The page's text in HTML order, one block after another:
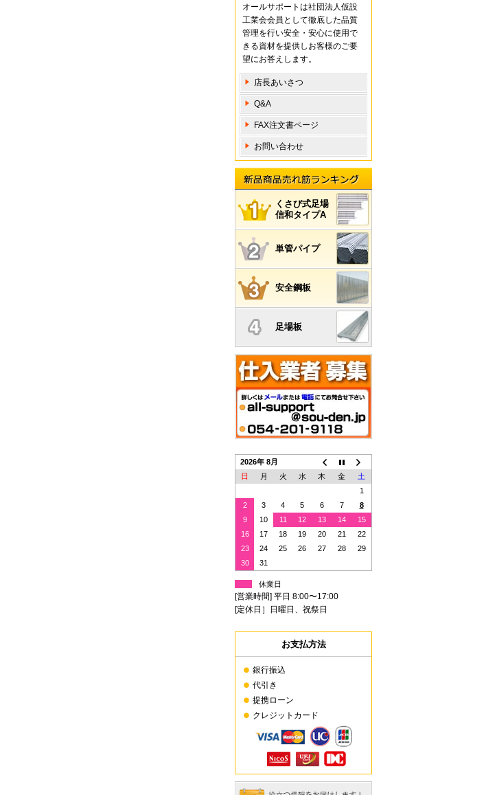
オールサポートは社団法人仮設
工業会会員として徹底した品質
管理を行い安全・安心に使用で
きる資材を提供しお客様のご要
望にお答えします。
店長あいさつ
Q&A
FAX注文書ページ
お問い合わせ
新品商 品売れ筋ランキング
くさび式足場
信和タイプA
単管パイプ
安全鋼板
足場板
2026年 8月
日
月 火 水 木 金
土
1
2
3 4 5 6 7
8
9
10 11 12 13 14
15
16
17 18 19 20 21
22
23
24 25 26 27 28
29
30
31
休業日
[営業時間] 平日 8:00〜17:00
[定休日］日曜日、祝祭日
お支払方法
銀行振込
代引き
提携ローン
クレジットカード